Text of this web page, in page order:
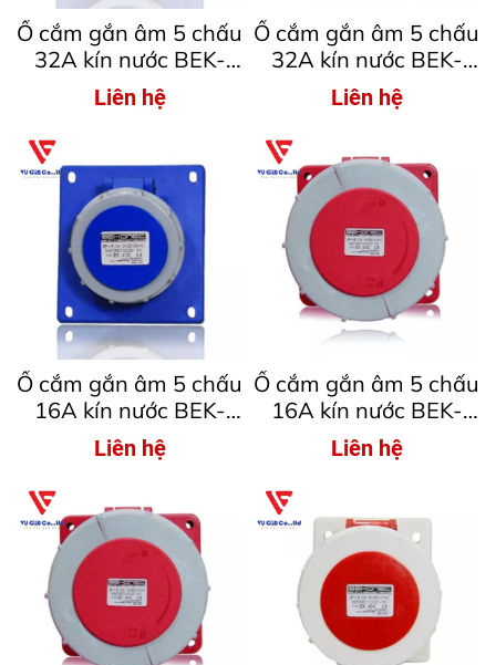
Ổ cắm gắn âm 5 chấu
32A kín nước BEK-
4252
Liên hệ
Ổ cắm gắn âm 5 chấu
32A kín nước BEK-
3252
Liên hệ
Ổ cắm gắn âm 5 chấu
16A kín nước BEK-
4152
Liên hệ
Ổ cắm gắn âm 5 chấu
16A kín nước BEK-
3152
Liên hệ